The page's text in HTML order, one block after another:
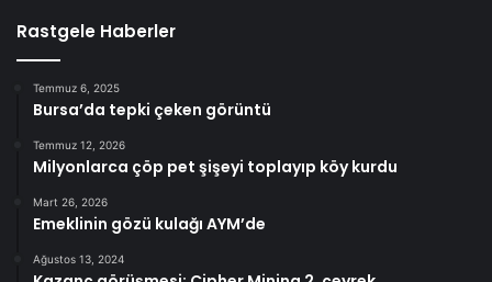
Rastgele Haberler
Temmuz 6, 2025
Bursa’da tepki çeken görüntü
Temmuz 12, 2026
Milyonlarca çöp pet şişeyi toplayıp köy kurdu
Mart 26, 2026
Emeklinin gözü kulağı AYM’de
Ağustos 13, 2024